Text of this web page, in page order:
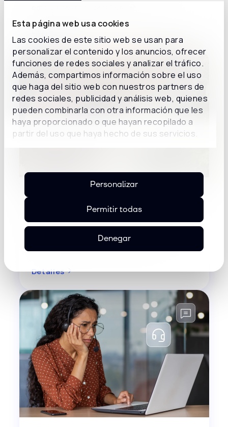
Esta página web usa cookies
Las cookies de este sitio web se usan para
personalizar el contenido y los anuncios, ofrecer
funciones de redes sociales y analizar el tráfico.
Además, compartimos información sobre el uso
que haga del sitio web con nuestros partners de
redes sociales, publicidad y análisis web, quienes
pueden combinarla con otra información que les
haya proporcionado o que hayan recopilado a
partir del uso que haya hecho de sus servicios.
Permitir todas
Personalizar
Denegar
Detalles
conversación sobre IA a los casos de
El restaurante Mar Mía, en Madrid, acogió
Detalles